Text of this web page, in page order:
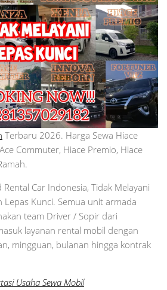
Terbaru 2026. Harga Sewa Hiace
Commuter, Hiace Premio, Hiace
Car Indonesia, Tidak Melayani
Lepas Kunci. Semua unit armada
team Driver / Sopir dari
layanan rental mobil dengan
mingguan, bulanan hingga kontrak
Usaha Sewa Mobil